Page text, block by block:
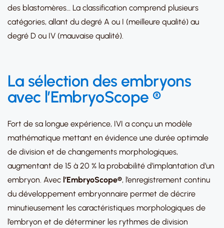
des blastomères… La classification comprend plusieurs
catégories, allant du degré A ou I (meilleure qualité) au
degré D ou IV (mauvaise qualité).
La sélection des embryons
avec l’EmbryoScope ®
Fort de sa longue expérience, IVI a conçu un modèle
mathématique mettant en évidence une durée optimale
de division et de changements morphologiques,
augmentant de 15 à 20 % la probabilité d’implantation d’un
embryon. Avec l’EmbryoScope®, l’enregistrement continu
du développement embryonnaire permet de décrire
minutieusement les caractéristiques morphologiques de
l’embryon et de déterminer les rythmes de division